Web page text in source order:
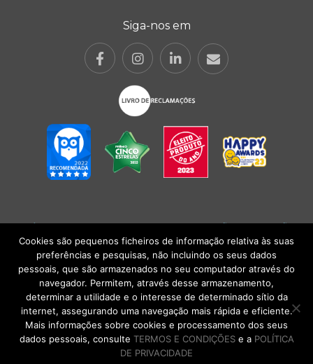
Siga-nos em
POLÍTICA DE PRIVACIDADE|TERMOS E CONDIÇÕESlCONDIÇÕES
GERAIS DE VENDA| Alberto Oculista, SA 2026. Todos os direitos reservados.
Cookies são pequenos ficheiros de informação relativa às suas
preferências e pesquisas, não incluindo os seus dados
pessoais, que são armazenados no seu computador através do
navegador. Permitem, através desse armazenamento,
determinar a utilidade e o interesse de determinado sítio da
internet, assegurando uma navegação mais rápida e eficiente.
Mais informações sobre cookies e processamento dos seus
dados pessoais, consulte TERMOS E CONDIÇÕESe a POLÍTICA
DE PRIVACIDADE